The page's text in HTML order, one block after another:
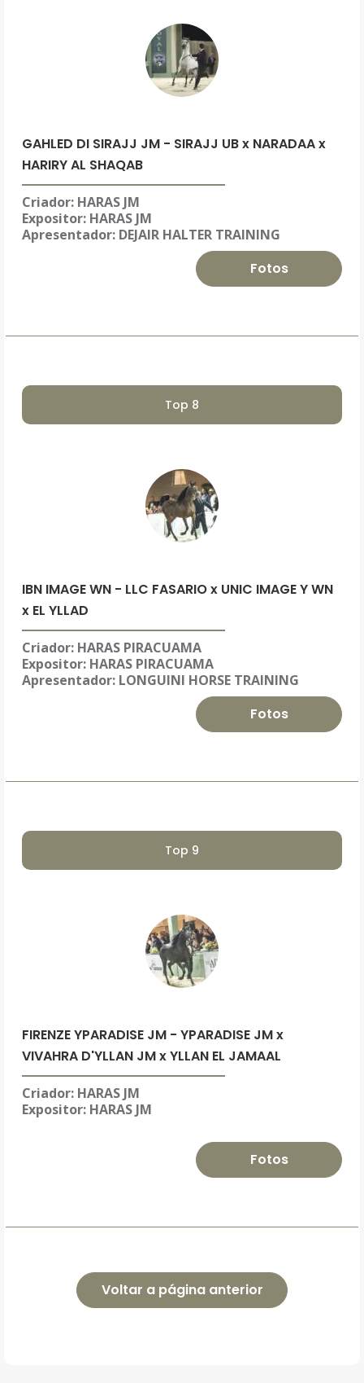
GAHLED DI SIRAJJ JM - SIRAJJ UB x NARADAA x
HARIRY AL SHAQAB
Criador: HARAS JM
Expositor: HARAS JM
Apresentador: DEJAIR HALTER TRAINING
Fotos
Top 8
IBN IMAGE WN - LLC FASARIO x UNIC IMAGE Y WN
x EL YLLAD
Criador: HARAS PIRACUAMA
Expositor: HARAS PIRACUAMA
Apresentador: LONGUINI HORSE TRAINING
Fotos
Top 9
FIRENZE YPARADISE JM - YPARADISE JM x
VIVAHRA D'YLLAN JM x YLLAN EL JAMAAL
Criador: HARAS JM
Expositor: HARAS JM
Fotos
Voltar a página anterior